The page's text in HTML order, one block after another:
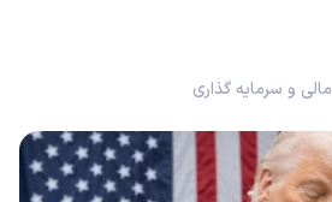
مالی و سرمایه گذاری